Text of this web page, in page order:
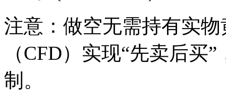
注意：做空无需持有实
（CFD）实现“先卖后买
制。